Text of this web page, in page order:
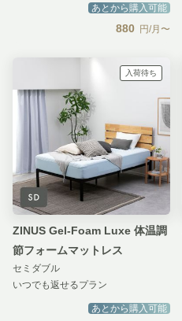
あとから購入可能
880 円/月〜
入荷待ち
ZINUS Gel-Foam Luxe 体温調
節フォームマットレス
セミダブル
いつでも返せるプラン
あとから購入可能